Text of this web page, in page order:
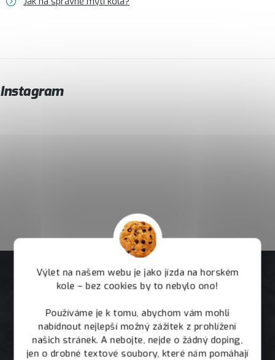
Výlet na našem webu je jako jízda na horském
kole – bez cookies by to nebylo ono!
Používáme je k tomu, abychom vám mohli
nabídnout nejlepší možný zážitek z prohlížení
našich stránek. A nebojte, nejde o žádný doping,
jen o drobné textové soubory, které nám pomáhají
Instagram